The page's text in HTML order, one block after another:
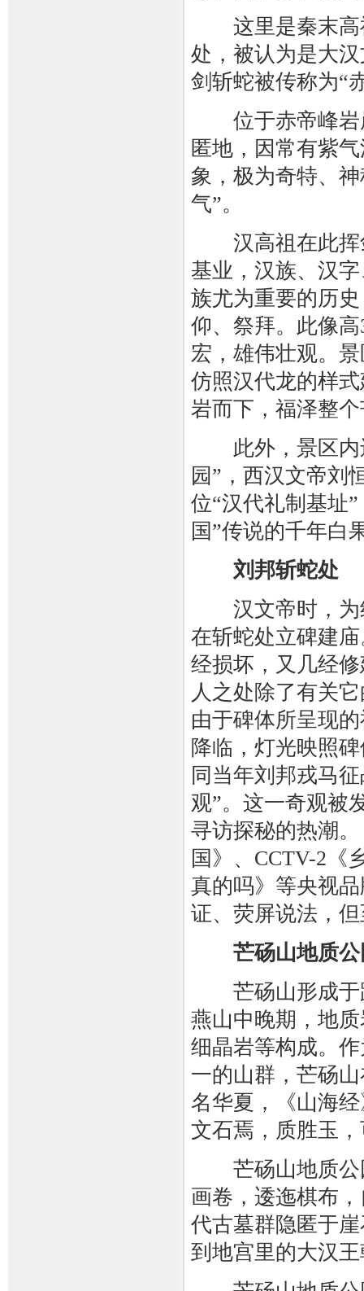
这里是秦末高
处，被认为是大
剑斩蛇被传称为“
位于赤帝峰岩
匿地，因常有紫
象，极为奇特、
气”。
汉高祖在此挥
基业，汉族、汉
族尤为重要的历
仰、祭拜。此像
宏，雄伟壮观。
仿照汉代龙的样
岩而下，福泽整
此外，景区内
园”，西汉文帝刘
位“汉代礼制基址
国”传说的千年白
刘邦斩蛇处
汉文帝时，为
在斩蛇处立碑建
经损坏，又几经
人之处除了有关
由于碑体所呈现
降临，灯光映照
同当年刘邦戎马
观”。这一奇观被
寻访探秘的热潮
国》、CCTV-2《
真的吗》等央视
证、荧屏说法，
芒砀山地质
芒砀山形成于
燕山中晚期，地
细晶岩等构成。
一的山群，芒砀
名华夏，《山海
文石焉，质胜玉
芒砀山地质公
画卷，逶迤棋布
代古墓群隐匿于
到地宫里的大汉王